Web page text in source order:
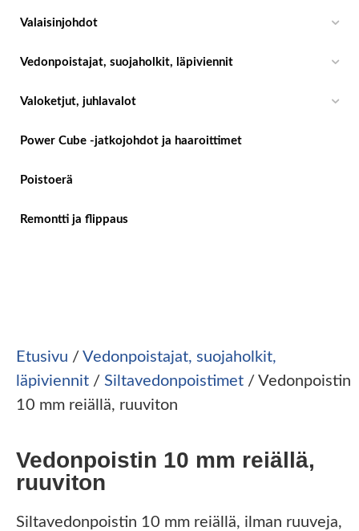
Valaisinjohdot
Vedonpoistajat, suojaholkit, läpiviennit
Valoketjut, juhlavalot
Power Cube -jatkojohdot ja haaroittimet
Poistoerä
Remontti ja flippaus
Etusivu / Vedonpoistajat, suojaholkit,
läpiviennit / Siltavedonpoistimet / Vedonpoistin
10 mm reiällä, ruuviton
Vedonpoistin 10 mm reiällä,
ruuviton
Siltavedonpoistin 10 mm reiällä, ilman ruuveja,